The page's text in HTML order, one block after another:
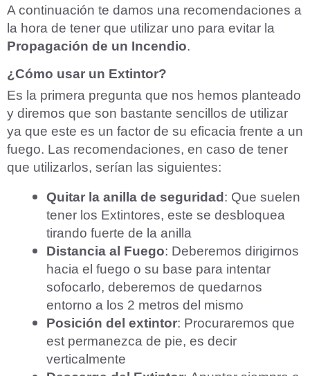
A continuación te damos una recomendaciones a
la hora de tener que utilizar uno para evitar la
Propagación de un Incendio.
¿Cómo usar un Extintor?
Es la primera pregunta que nos hemos planteado
y diremos que son bastante sencillos de utilizar
ya que este es un factor de su eficacia frente a un
fuego. Las recomendaciones, en caso de tener
que utilizarlos, serían las siguientes:
Quitar la anilla de seguridad: Que suelen
tener los Extintores, este se desbloquea
tirando fuerte de la anilla
Distancia al Fuego: Deberemos dirigirnos
hacia el fuego o su base para intentar
sofocarlo, deberemos de quedarnos
entorno a los 2 metros del mismo
Posición del extintor: Procuraremos que
est permanezca de pie, es decir
verticalmente